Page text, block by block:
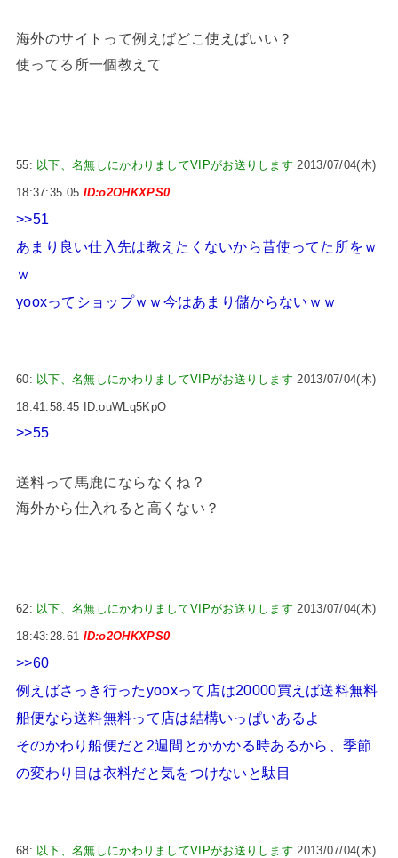
海外のサイトって例えばどこ使えばいい？
使ってる所一個教えて
55: 以下、名無しにかわりましてVIPがお送りします 2013/07/04(木)
18:37:35.05 ID:o2OHKXPS0
>>51
あまり良い仕入先は教えたくないから昔使ってた所をｗ
ｗ
yooxってショップｗｗ今はあまり儲からないｗｗ
60: 以下、名無しにかわりましてVIPがお送りします 2013/07/04(木)
18:41:58.45 ID:ouWLq5KpO
>>55
送料って馬鹿にならなくね？
海外から仕入れると高くない？
62: 以下、名無しにかわりましてVIPがお送りします 2013/07/04(木)
18:43:28.61 ID:o2OHKXPS0
>>60
例えばさっき行ったyooxって店は20000買えば送料無料
船便なら送料無料って店は結構いっぱいあるよ
そのかわり船便だと2週間とかかかる時あるから、季節
の変わり目は衣料だと気をつけないと駄目
68: 以下、名無しにかわりましてVIPがお送りします 2013/07/04(木)